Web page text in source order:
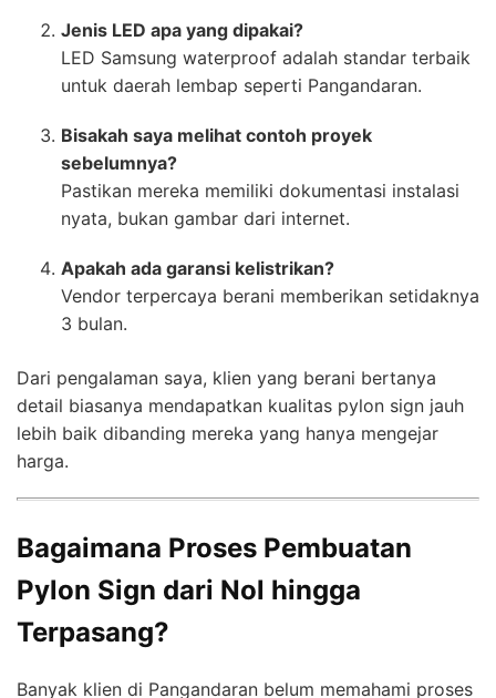
Jenis LED apa yang dipakai?
LED Samsung waterproof adalah standar terbaik
untuk daerah lembap seperti Pangandaran.
Bisakah saya melihat contoh proyek
sebelumnya?
Pastikan mereka memiliki dokumentasi instalasi
nyata, bukan gambar dari internet.
Apakah ada garansi kelistrikan?
Vendor terpercaya berani memberikan setidaknya
3 bulan.
Dari pengalaman saya, klien yang berani bertanya
detail biasanya mendapatkan kualitas pylon sign jauh
lebih baik dibanding mereka yang hanya mengejar
harga.
Bagaimana Proses Pembuatan
Pylon Sign dari Nol hingga
Terpasang?
Banyak klien di Pangandaran belum memahami proses